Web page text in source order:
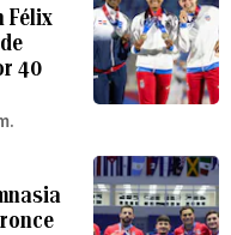
Félix
40